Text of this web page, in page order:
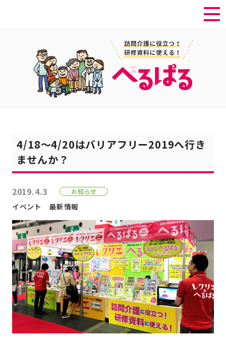
4/18～4/20はバリアフリー2019へ行き
ませんか？
2019.4.3 お知らせ
イベント 最新情報